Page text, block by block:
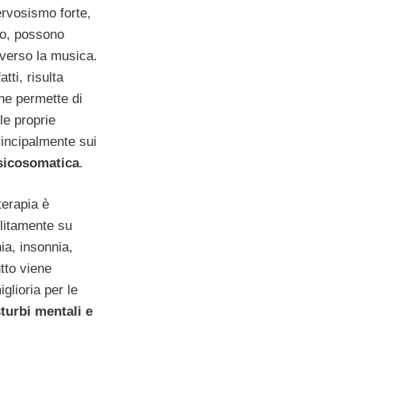
forte,
possono
la musica.
risulta
permette di
proprie
sui
.
è
su
insonnia,
viene
per le
mentali e